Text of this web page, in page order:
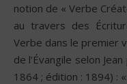
notion de « Verbe
au travers des
Verbe dans le premier
de l’Évangile selon
1864 ; édition : 1894) :